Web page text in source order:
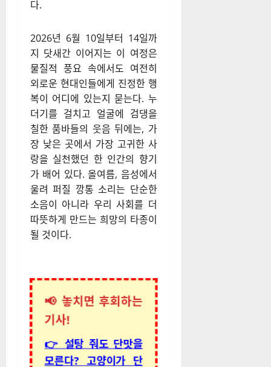
다.
2026년 6월 10일부터 14일까
지 닷새간 이어지는 이 여정은
물질적 풍요 속에서도 여전히
외로운 현대인들에게 진정한 행
복이 어디에 있는지 묻는다. 누
더기를 걸치고 얼굴에 검댕을
칠한 품바들의 웃음 뒤에는, 가
장 낮은 곳에서 가장 고귀한 사
랑을 실천했던 한 인간의 향기
가 배어 있다. 올여름, 음성에서
울려 퍼질 깡통 소리는 단순한
소음이 아니라 우리 사회를 더
따뜻하게 만드는 희망의 타종이
될 것이다.
📢 놓치면 후회하는
기사!
👉 설탕 줘도 단맛을
모른다? 고양이가 단